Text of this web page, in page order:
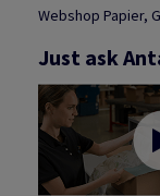
Webshop Papier,
Just ask